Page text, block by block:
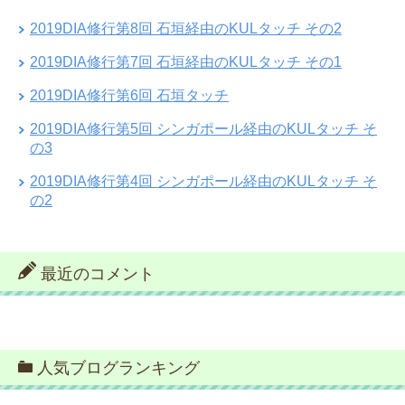
2019DIA修行第8回 石垣経由のKULタッチ その2
2019DIA修行第7回 石垣経由のKULタッチ その1
2019DIA修行第6回 石垣タッチ
2019DIA修行第5回 シンガポール経由のKULタッチ そ
の3
2019DIA修行第4回 シンガポール経由のKULタッチ そ
の2
最近のコメント
人気ブログランキング